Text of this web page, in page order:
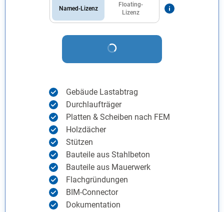
Named-Lizenz
Floating-
Lizenz
Gebäude Lastabtrag
Durchlaufträger
Platten & Scheiben nach FEM
Holzdächer
Stützen
Bauteile aus Stahlbeton
Bauteile aus Mauerwerk
Flachgründungen
BIM-Connector
Dokumentation